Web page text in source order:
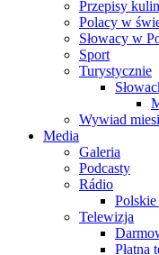
Przepisy
Polacy w
Słowacy w
Sport
Turystycznie
Wywiad
Media
Galeria
Podcasty
Rádio
Telewizja
Płatna